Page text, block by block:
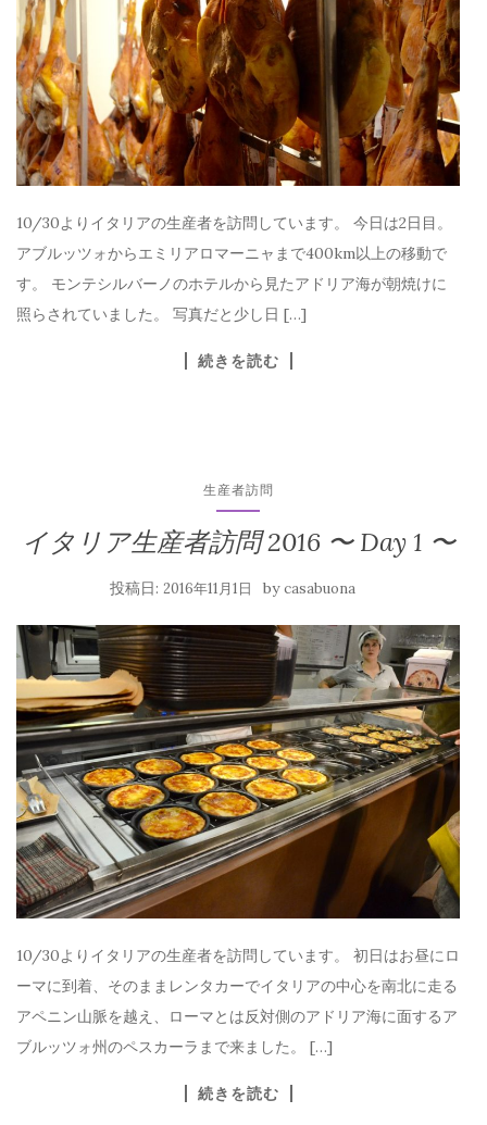
10/30よりイタリアの生産者を訪問しています。 今日は2日目。
アブルッツォからエミリアロマーニャまで400km以上の移動で
す。 モンテシルバーノのホテルから見たアドリア海が朝焼けに
照らされていました。 写真だと少し日 […]
続きを読む
生産者訪問
イタリア生産者訪問 2016 〜 Day 1 〜
投稿日: 2016年11月1日 bycasabuona
10/30よりイタリアの生産者を訪問しています。 初日はお昼にロ
ーマに到着、そのままレンタカーでイタリアの中心を南北に走る
アペニン山脈を越え、ローマとは反対側のアドリア海に面するア
ブルッツォ州のペスカーラまで来ました。 […]
続きを読む